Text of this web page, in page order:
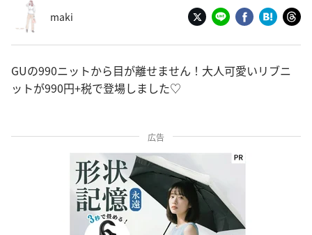
maki
GUの990ニットから目が離せません！大人可愛いリブニ
ットが990円+税で登場しました♡
広告